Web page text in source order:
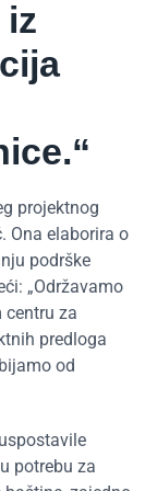
projektnog
Ona elaborira o
podrške
„Održavamo
centru za
predloga
od
potrebu za